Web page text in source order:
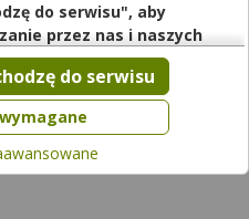
do serwisu", aby
przez nas i naszych
powyższych celach.
dobrowolne, a wyrażoną
możesz też wycofać
danych tylko w niektórych
się więcej lub chcesz
to możesz tego
zaawansowanych".
do serwisu